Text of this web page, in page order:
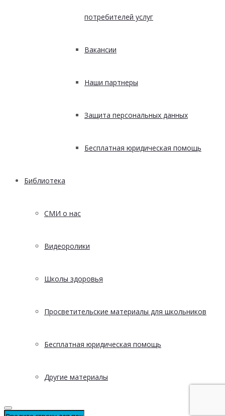
потребителей услуг
Вакансии
Наши партнеры
Защита персональных данных
Бесплатная юридическая помощь
Библиотека
СМИ о нас
Видеоролики
Школы здоровья
Просветительские материалы для школьников
Бесплатная юридическая помощь
Другие материалы